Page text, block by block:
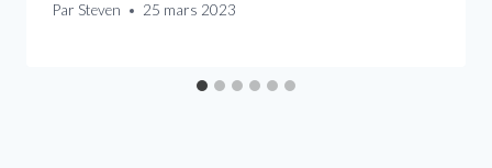
Par Steven 25 mars 2023